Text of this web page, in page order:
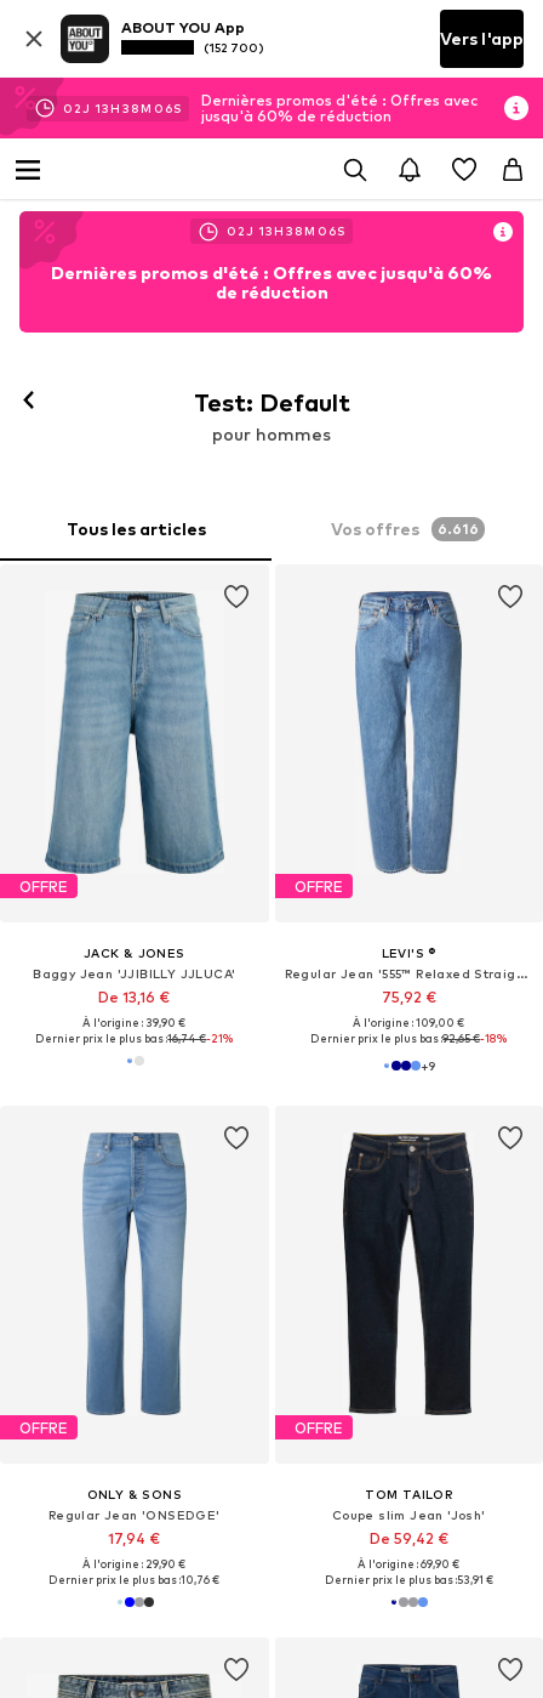
ABOUT YOU App
(152 700) Vers l'app
02J 13H 38M 04S
Dernières promos d'été : Offres avec
jusqu'à 60% de réduction
02J 13H 38M 04S
Dernières promos d'été : Offres avec jusqu'à 60%
de réduction
Test: Default
pour hommes
Tous les articles Vos offres 6.616
OFFRE
JACK & JONES
Baggy Jean 'JJIBILLY JJLUCA'
De 13,16 €
À l'origine : 39,90 €
Dernier prix le plus bas :16,74 €-21%
OFFRE
LEVI'S ®
Regular Jean '555™ Relaxed Straight Jeans'
75,92 €
À l'origine : 109,00 €
Dernier prix le plus bas :92,65 €-18%
+9
OFFRE
ONLY & SONS
Regular Jean 'ONSEDGE'
17,94 €
À l'origine : 29,90 €
Dernier prix le plus bas :10,76 €
OFFRE
TOM TAILOR
Coupe slim Jean 'Josh'
De 59,42 €
À l'origine : 69,90 €
Dernier prix le plus bas :53,91 €